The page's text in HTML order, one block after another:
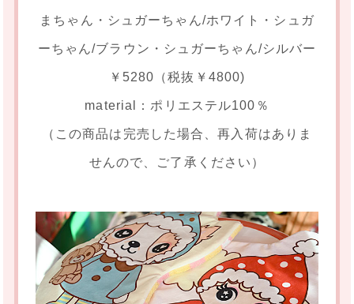
まちゃん・シュガーちゃん/ホワイト・シュガ
ーちゃん/ブラウン・シュガーちゃん/シルバー
￥5280（税抜￥4800)
material：ポリエステル100％
（この商品は完売した場合、再入荷はありま
せんので、ご了承ください）